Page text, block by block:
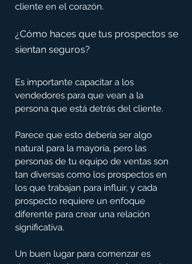
cliente en el corazón.
¿Cómo haces que tus prospectos se
sientan seguros?
Es importante capacitar a los
vendedores para que vean a la
persona que está detrás del cliente.
Parece que esto debería ser algo
natural para la mayoría, pero las
personas de tu equipo de ventas son
tan diversas como los prospectos en
los que trabajan para influir, y cada
prospecto requiere un enfoque
diferente para crear una relación
significativa.
Un buen lugar para comenzar es